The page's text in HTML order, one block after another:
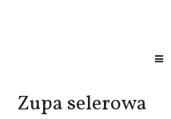
Zupa selerowa